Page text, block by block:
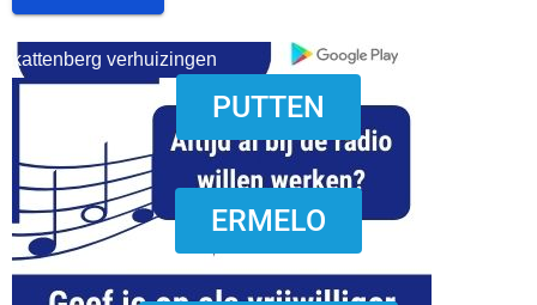
download onzze App
kattenberg verhuizingen
PUTTEN
ERMELO